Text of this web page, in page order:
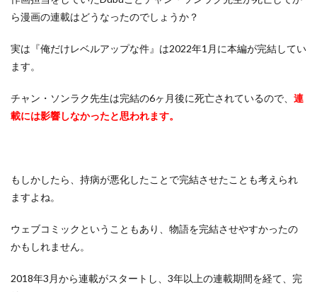
ら漫画の連載はどうなったのでしょうか？
実は『俺だけレベルアップな件』は2022年1月に本編が完結してい
ます。
チャン・ソンラク先生は完結の6ヶ月後に死亡されているので、 連
載には影響しなかったと思われます。
もしかしたら、持病が悪化したことで完結させたことも考えられ
ますよね。
ウェブコミックということもあり、物語を完結させやすかったの
かもしれません。
2018年3月から連載がスタートし、3年以上の連載期間を経て、完